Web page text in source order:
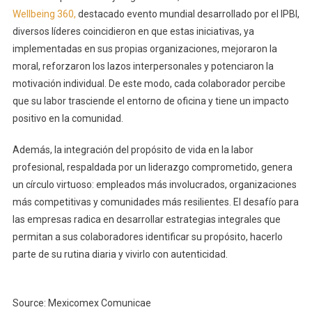
Wellbeing 360, destacado evento mundial desarrollado por el IPBI,
diversos líderes coincidieron en que estas iniciativas, ya
implementadas en sus propias organizaciones, mejoraron la
moral, reforzaron los lazos interpersonales y potenciaron la
motivación individual. De este modo, cada colaborador percibe
que su labor trasciende el entorno de oficina y tiene un impacto
positivo en la comunidad.
Además, la integración del propósito de vida en la labor
profesional, respaldada por un liderazgo comprometido, genera
un círculo virtuoso: empleados más involucrados, organizaciones
más competitivas y comunidades más resilientes. El desafío para
las empresas radica en desarrollar estrategias integrales que
permitan a sus colaboradores identificar su propósito, hacerlo
parte de su rutina diaria y vivirlo con autenticidad.
Source: Mexicomex Comunicae